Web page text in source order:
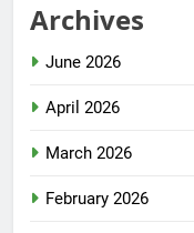
Archives
June 2026
April 2026
March 2026
February 2026